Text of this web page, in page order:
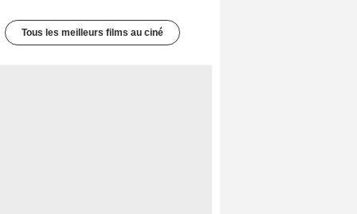
Tous les meilleurs films au ciné